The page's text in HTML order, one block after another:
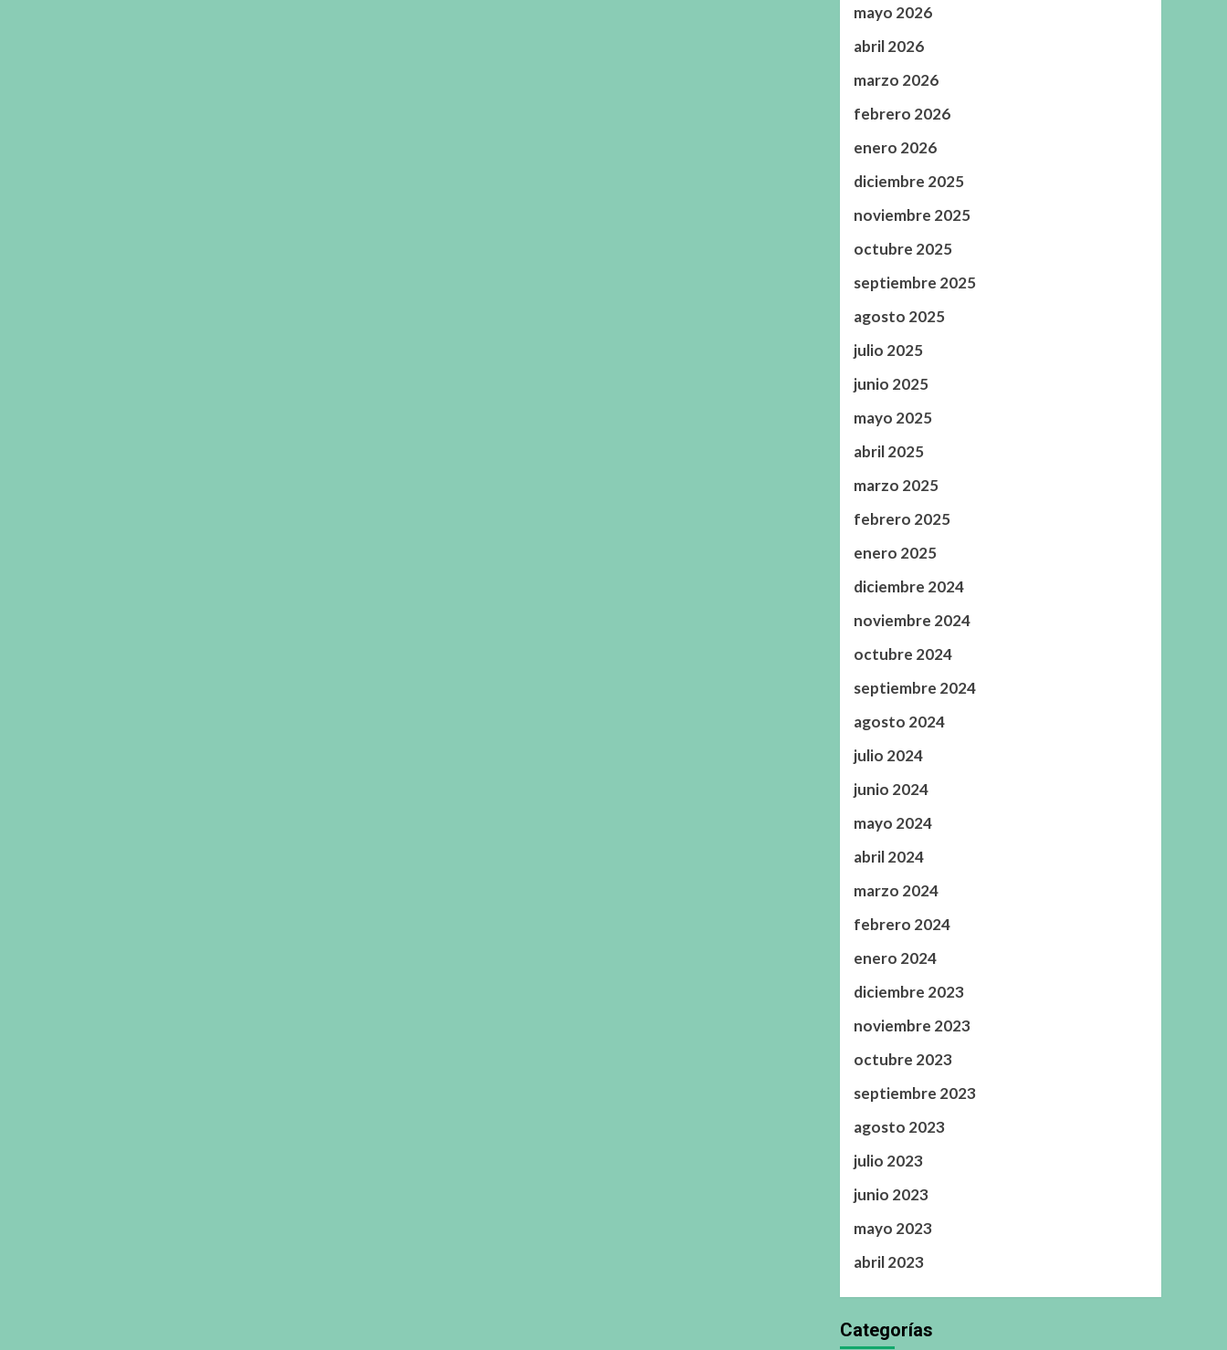
mayo 2026
abril 2026
marzo 2026
febrero 2026
enero 2026
diciembre 2025
noviembre 2025
octubre 2025
septiembre 2025
agosto 2025
julio 2025
junio 2025
mayo 2025
abril 2025
marzo 2025
febrero 2025
enero 2025
diciembre 2024
noviembre 2024
octubre 2024
septiembre 2024
agosto 2024
julio 2024
junio 2024
mayo 2024
abril 2024
marzo 2024
febrero 2024
enero 2024
diciembre 2023
noviembre 2023
octubre 2023
septiembre 2023
agosto 2023
julio 2023
junio 2023
mayo 2023
abril 2023
Categorías